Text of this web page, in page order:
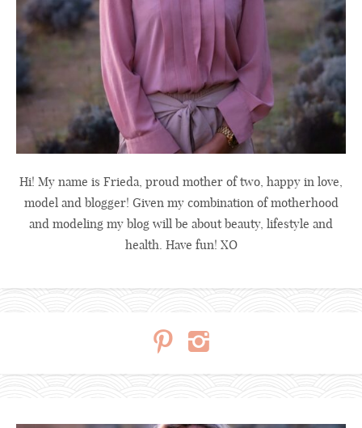
Hi! My name is Frieda, proud mother of two, happy in love,
model and blogger! Given my combination of motherhood
and modeling my blog will be about beauty, lifestyle and
health. Have fun! XO